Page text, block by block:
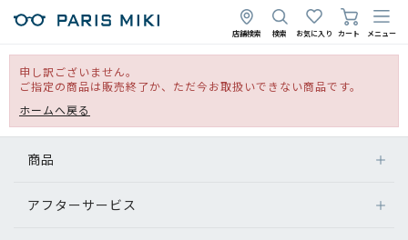
店舗検索 検索 お気に入り カート メニュー
申し訳ございません。
ご指定の商品は販売終了か、ただ今お取扱いできない商品です。
ホームへ戻る
商品
アフターサービス